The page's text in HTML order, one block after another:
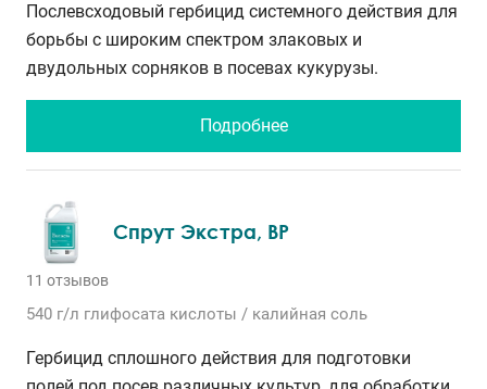
Послевсходовый гербицид системного действия для
борьбы с широким спектром злаковых и
двудольных сорняков в посевах кукурузы.
Подробнее
Спрут Экстра, ВР
11 отзывов
540 г/л глифосата кислоты / калийная соль
Гербицид сплошного действия для подготовки